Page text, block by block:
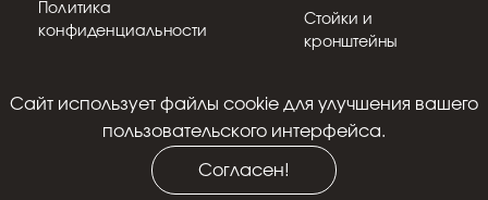
Стойки и
кронштейны
Политика
конфиденциальности
Cайт использует файлы cookie для улучшения вашего
пользовательского интерфейса.
Согласен!